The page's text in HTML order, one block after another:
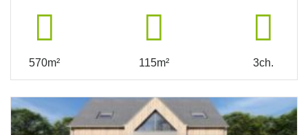
570m² 115m² 3ch.